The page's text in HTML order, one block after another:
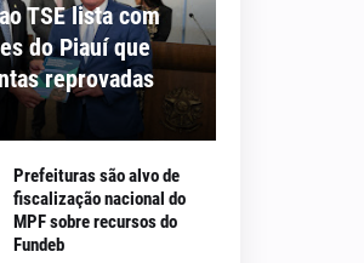
TSE lista com
do Piauí que
reprovadas
Prefeituras são alvo de
fiscalização nacional do
MPF sobre recursos do
Fundeb